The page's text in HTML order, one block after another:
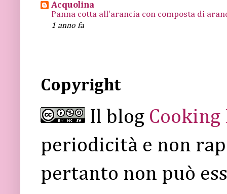
Acquolina
Panna cotta all'arancia con composta di
1 anno fa
Copyright
Il blog Cooking
periodicità e non
pertanto non può